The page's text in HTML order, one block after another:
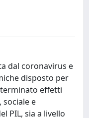
dal coronavirus e
disposto per
effetti
e
PIL, sia a livello